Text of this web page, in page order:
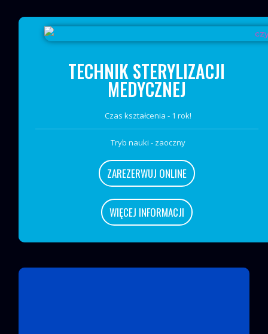
TECHNIK STERYLIZACJI
MEDYCZNEJ
Czas kształcenia - 1 rok!
Tryb nauki - zaoczny
ZAREZERWUJ ONLINE
WIĘCEJ INFORMACJI